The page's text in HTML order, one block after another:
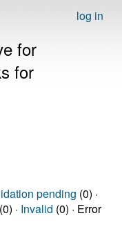
log in
for
for
pending (0) ·
(0) · Invalid (0) · Error